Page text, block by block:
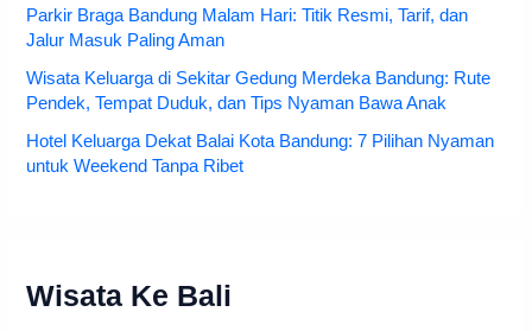
Parkir Braga Bandung Malam Hari: Titik Resmi, Tarif, dan
Jalur Masuk Paling Aman
Wisata Keluarga di Sekitar Gedung Merdeka Bandung: Rute
Pendek, Tempat Duduk, dan Tips Nyaman Bawa Anak
Hotel Keluarga Dekat Balai Kota Bandung: 7 Pilihan Nyaman
untuk Weekend Tanpa Ribet
Wisata Ke Bali